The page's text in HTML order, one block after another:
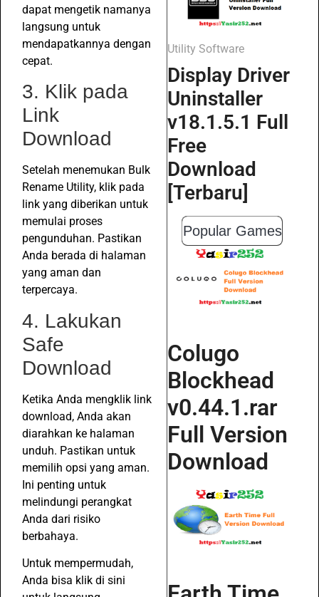
dapat mengetik namanya
langsung untuk
mendapatkannya dengan
cepat.
3. Klik pada
Link
Download
Setelah menemukan Bulk
Rename Utility, klik pada
link yang diberikan untuk
memulai proses
pengunduhan. Pastikan
Anda berada di halaman
yang aman dan
terpercaya.
4. Lakukan
Safe
Download
Ketika Anda mengklik link
download, Anda akan
diarahkan ke halaman
unduh. Pastikan untuk
memilih opsi yang aman.
Ini penting untuk
melindungi perangkat
Anda dari risiko
berbahaya.
Untuk mempermudah,
Anda bisa klik di sini
Utility Software
Display Driver
Uninstaller
v18.1.5.1 Full
Free
Download
[Terbaru]
Popular Games
Colugo
Blockhead
v0.44.1.rar
Full Version
Download